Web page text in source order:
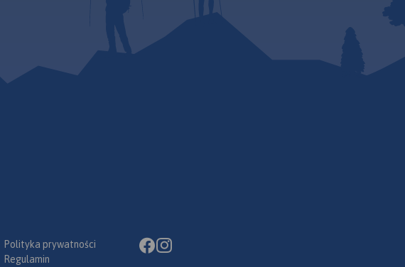
Polityka prywatności
Regulamin